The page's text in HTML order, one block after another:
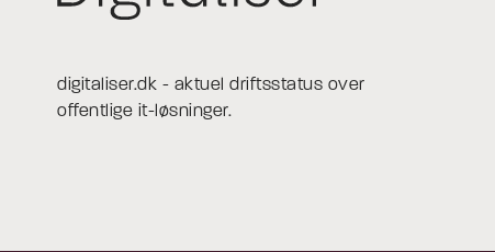
digitaliser.dk - aktuel driftsstatus over
offentlige it-løsninger.